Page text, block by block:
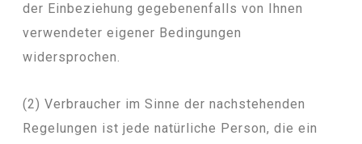
der Einbeziehung gegebenenfalls von Ihnen
verwendeter eigener Bedingungen
widersprochen.
(2) Verbraucher im Sinne der nachstehenden
Regelungen ist jede natürliche Person, die ein